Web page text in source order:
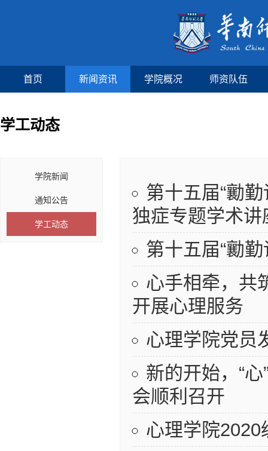
首页 新闻资讯 学院概况 师资队伍
学工动态
学院新闻
通知公告
学工动态
第十五届“勷
独症专题学术
第十五届“勷
心手相牵，共
开展心理服务
心理学院党员
新的开始，“
会顺利召开
心理学院